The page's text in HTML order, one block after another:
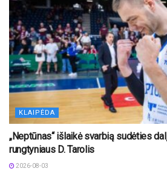
KLAIPĖDA
„Neptūnas“ išlaikė svarbią sudėties
rungtyniaus D. Tarolis
2026-08-03